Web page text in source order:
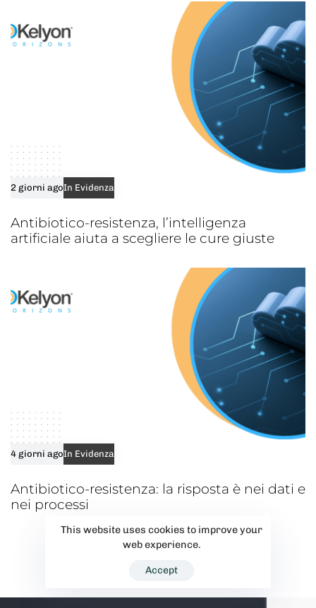
2 giorni agoIn Evidenza
Antibiotico-resistenza, l’intelligenza
artificiale aiuta a scegliere le cure giuste
4 giorni agoIn Evidenza
Antibiotico-resistenza: la risposta è nei dati e
nei processi
This website uses cookies to improve your
web experience.
Accept